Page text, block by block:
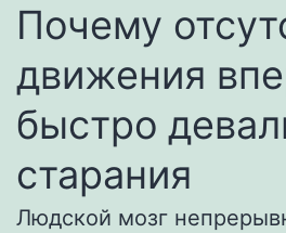
Почему
движения
быстро
старания
Людской мозг